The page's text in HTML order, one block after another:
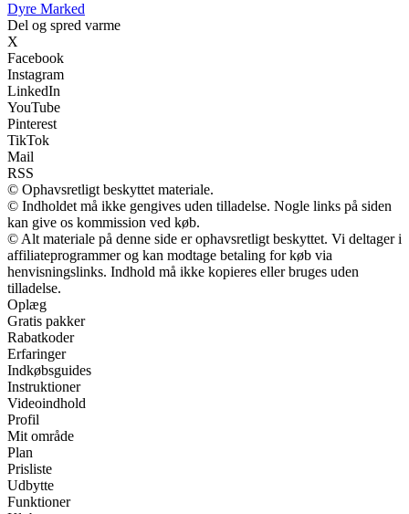
Dyre Marked
Del og spred varme
X
Facebook
Instagram
LinkedIn
YouTube
Pinterest
TikTok
Mail
RSS
© Ophavsretligt beskyttet materiale.
© Indholdet må ikke gengives uden tilladelse. Nogle links på siden
kan give os kommission ved køb.
© Alt materiale på denne side er ophavsretligt beskyttet. Vi deltager i
affiliateprogrammer og kan modtage betaling for køb via
henvisningslinks. Indhold må ikke kopieres eller bruges uden
tilladelse.
Oplæg
Gratis pakker
Rabatkoder
Erfaringer
Indkøbsguides
Instruktioner
Videoindhold
Profil
Mit område
Plan
Prisliste
Udbytte
Funktioner